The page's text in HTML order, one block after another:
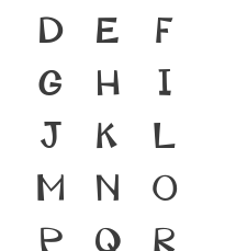
D
E
F
G
H
I
J
K
L
M
N
O
P
Q
R